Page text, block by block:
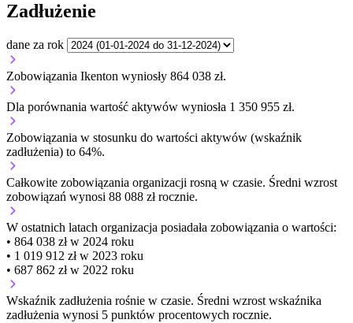
Zadłużenie
dane za rok
Zobowiązania Ikenton wyniosły 864 038 zł.
Dla porównania wartość aktywów wyniosła 1 350 955 zł.
Zobowiązania w stosunku do wartości aktywów (wskaźnik
zadłużenia) to 64%.
Całkowite zobowiązania organizacji rosną w czasie. Średni wzrost
zobowiązań wynosi 88 088 zł rocznie.
W ostatnich latach organizacja posiadała zobowiązania o wartości:
• 864 038 zł w 2024 roku
• 1 019 912 zł w 2023 roku
• 687 862 zł w 2022 roku
Wskaźnik zadłużenia rośnie w czasie. Średni wzrost wskaźnika
zadłużenia wynosi 5 punktów procentowych rocznie.